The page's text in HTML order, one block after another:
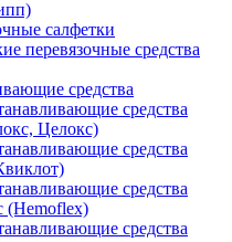
салфетки
перевязочные средства
средства
средства
Целокс)
средства
средства
(Hemoflex)
средства